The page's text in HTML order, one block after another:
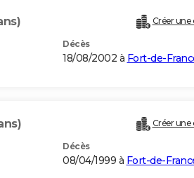
Créer une
Décès
18/08/2002 à Fort-de-
Créer une
Décès
08/04/1999 à Fort-de-